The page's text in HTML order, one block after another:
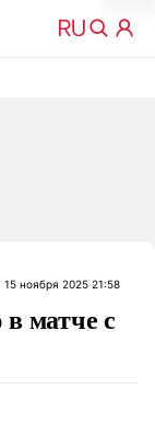
15 ноября 2025 21:58
матче с